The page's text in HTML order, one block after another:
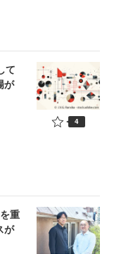
て
が
4
重
が